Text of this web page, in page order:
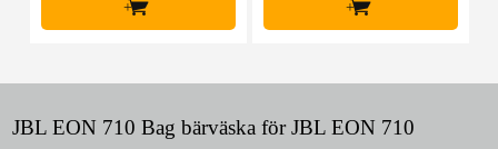
+ +
JBL EON 710 Bag bärväska för JBL EON 710